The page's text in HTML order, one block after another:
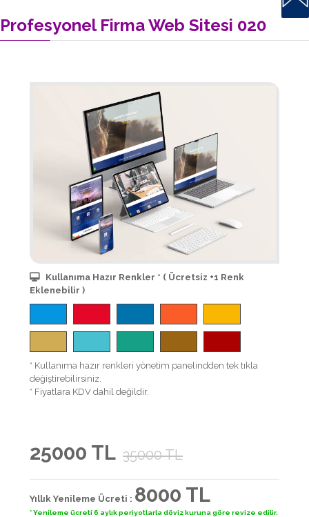
Profesyonel Firma Web Sitesi 020
Kullanıma Hazır Renkler * ( Ücretsiz +1 Renk
Eklenebilir )
* Kullanıma hazır renkleri yönetim panelindden tek tıkla
değiştirebilirsiniz.
* Fiyatlara KDV dahil değildir.
25000 TL 35000 TL
Yıllık Yenileme Ücreti : 8000 TL
* Yenileme ücreti 6 aylık periyotlarla döviz kuruna göre revize edilir.